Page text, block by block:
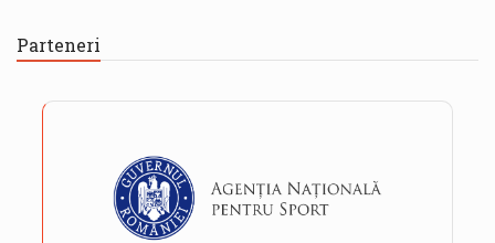
Parteneri